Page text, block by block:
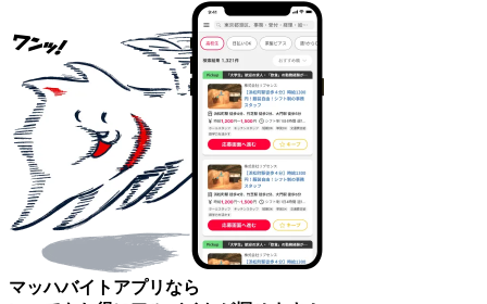
マッハバイトアプリなら